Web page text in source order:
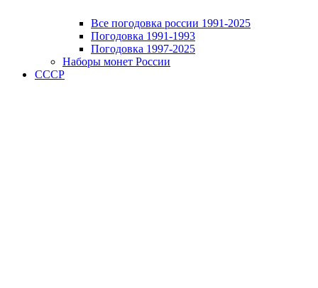
Все погодовка россии 1991-2025
Погодовка 1991-1993
Погодовка 1997-2025
Наборы монет России
СССР